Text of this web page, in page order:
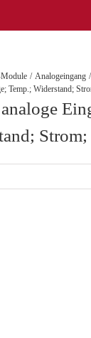
& Märkte
Analogeingang
Temp.; Widerstand;